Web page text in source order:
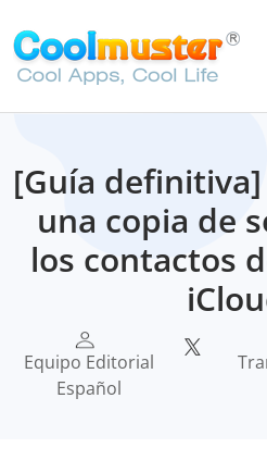
[Guía
una copia de
los contactos
Equipo Editorial
Español